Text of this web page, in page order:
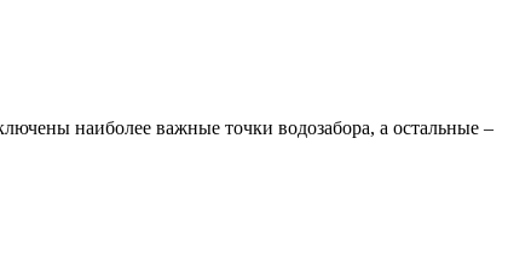
наиболее важные точки водозабора, а остальные –